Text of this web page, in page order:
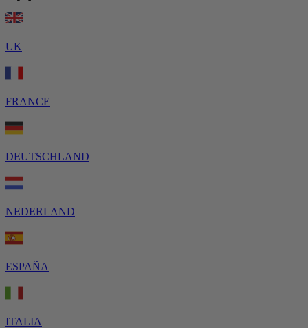
UK
FRANCE
DEUTSCHLAND
NEDERLAND
ESPAÑA
ITALIA